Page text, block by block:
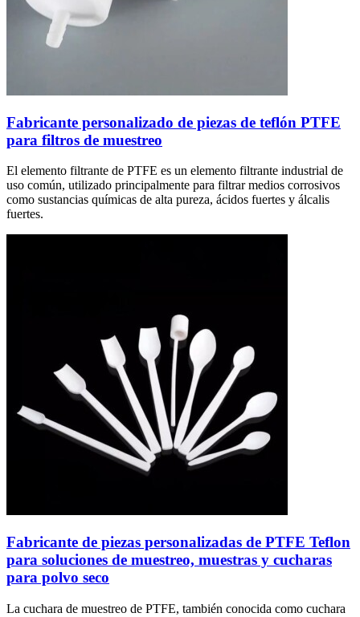
Fabricante personalizado de piezas de teflón PTFE
para filtros de muestreo
El elemento filtrante de PTFE es un elemento filtrante industrial de
uso común, utilizado principalmente para filtrar medios corrosivos
como sustancias químicas de alta pureza, ácidos fuertes y álcalis
fuertes.
Fabricante de piezas personalizadas de PTFE Teflon
para soluciones de muestreo, muestras y cucharas
para polvo seco
La cuchara de muestreo de PTFE, también conocida como cuchara